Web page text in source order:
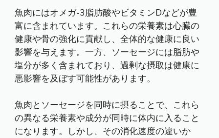
魚肉にはオメガ-3脂肪酸やビタミンDなどが豊
富に含まれています。これらの栄養素は心臓の
健康や骨の強化に貢献し、全体的な健康に良い
影響を与えます。一方、ソーセージには脂肪や
塩分が多く含まれており、過剰な摂取は健康に
悪影響を及ぼす可能性があります。
魚肉とソーセージを同時に摂ることで、これら
の異なる栄養素や成分が同時に体内に入ること
になります。しかし、その消化速度の違いか